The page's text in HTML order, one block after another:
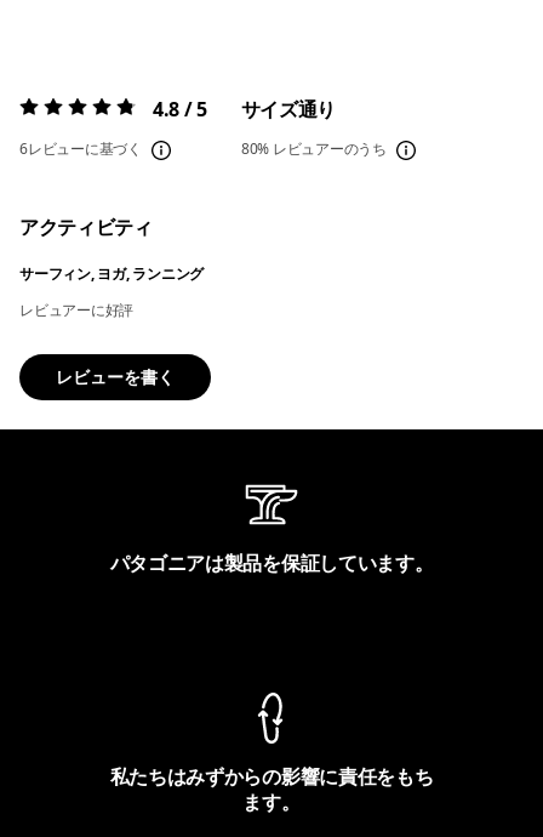
評価:4.8 / 5 4.8 / 5
6レビューに基づく
サイズ通り
80% レビュアーのうち
アクティビティ
サーフィン, ヨガ, ランニング
レビュアーに好評
レビューを書く
パタゴニアは製品を保証しています。
私たちはみずからの影響に責任をもち
ます。